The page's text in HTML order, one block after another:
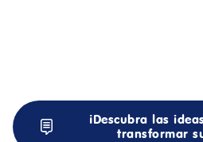
¡Descubra las
transformar